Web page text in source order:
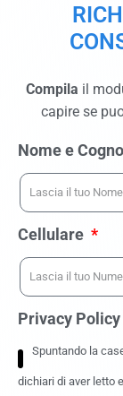
Compila il
capire se
Nome e
Cellulare
Privacy Policy
Spuntando la
dichiari di aver letto